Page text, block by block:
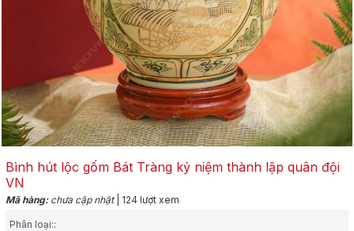
Bình hút lộc gốm Bát Tràng kỷ niệm thành lập quân đội
VN
Mã hàng:chưa cập nhật| 124 lượt xem
Phân loại::